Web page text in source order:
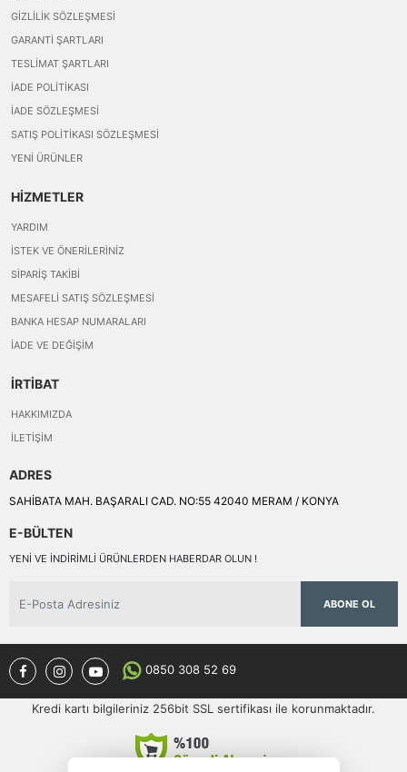
GIZLILIK SÖZLEŞMESI
GARANTI ŞARTLARI
TESLIMAT ŞARTLARI
İADE POLITIKASI
İADE SÖZLEŞMESI
SATIŞ POLITIKASI SÖZLEŞMESI
YENI ÜRÜNLER
HİZMETLER
YARDIM
İSTEK VE ÖNERILERINIZ
SIPARIŞ TAKIBI
MESAFELI SATIŞ SÖZLEŞMESI
BANKA HESAP NUMARALARI
İADE VE DEĞIŞIM
İRTİBAT
HAKKIMIZDA
İLETIŞIM
ADRES
SAHİBATA MAH. BAŞARALI CAD. NO:55 42040 MERAM / KONYA
E-BÜLTEN
YENI VE INDIRIMLI ÜRÜNLERDEN HABERDAR OLUN !
ABONE OL
0850 308 52 69
Kredi kartı bilgileriniz 256bit SSL sertifikası ile korunmaktadır.